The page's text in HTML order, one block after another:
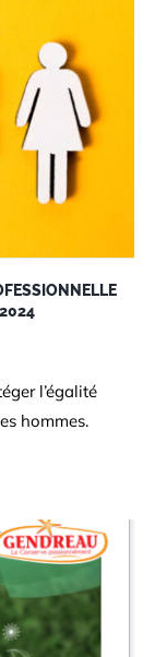
l’égalité
hommes.